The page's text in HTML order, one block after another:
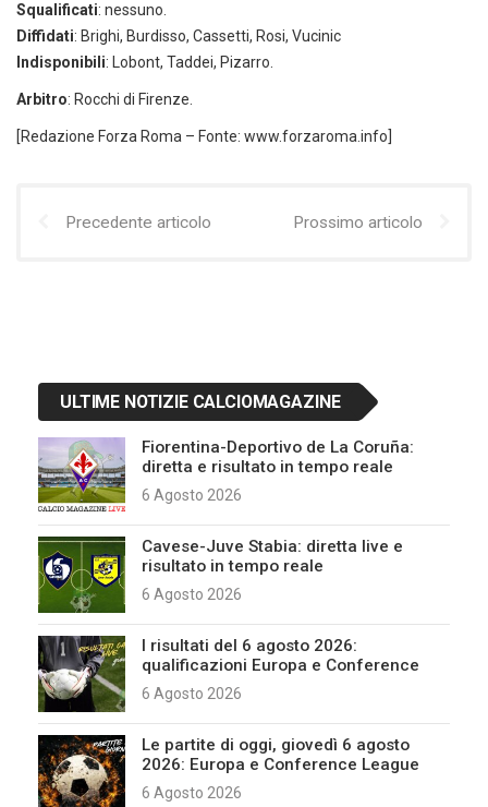
Squalificati: nessuno.
Diffidati: Brighi, Burdisso, Cassetti, Rosi, Vucinic
Indisponibili: Lobont, Taddei, Pizarro.
Arbitro: Rocchi di Firenze.
[Redazione Forza Roma – Fonte: www.forzaroma.info]
Precedente articolo Prossimo articolo
ULTIME NOTIZIE CALCIOMAGAZINE
Fiorentina-Deportivo de La Coruña:
diretta e risultato in tempo reale
6 Agosto 2026
Cavese-Juve Stabia: diretta live e
risultato in tempo reale
6 Agosto 2026
I risultati del 6 agosto 2026:
qualificazioni Europa e Conference
6 Agosto 2026
Le partite di oggi, giovedì 6 agosto
2026: Europa e Conference League
6 Agosto 2026